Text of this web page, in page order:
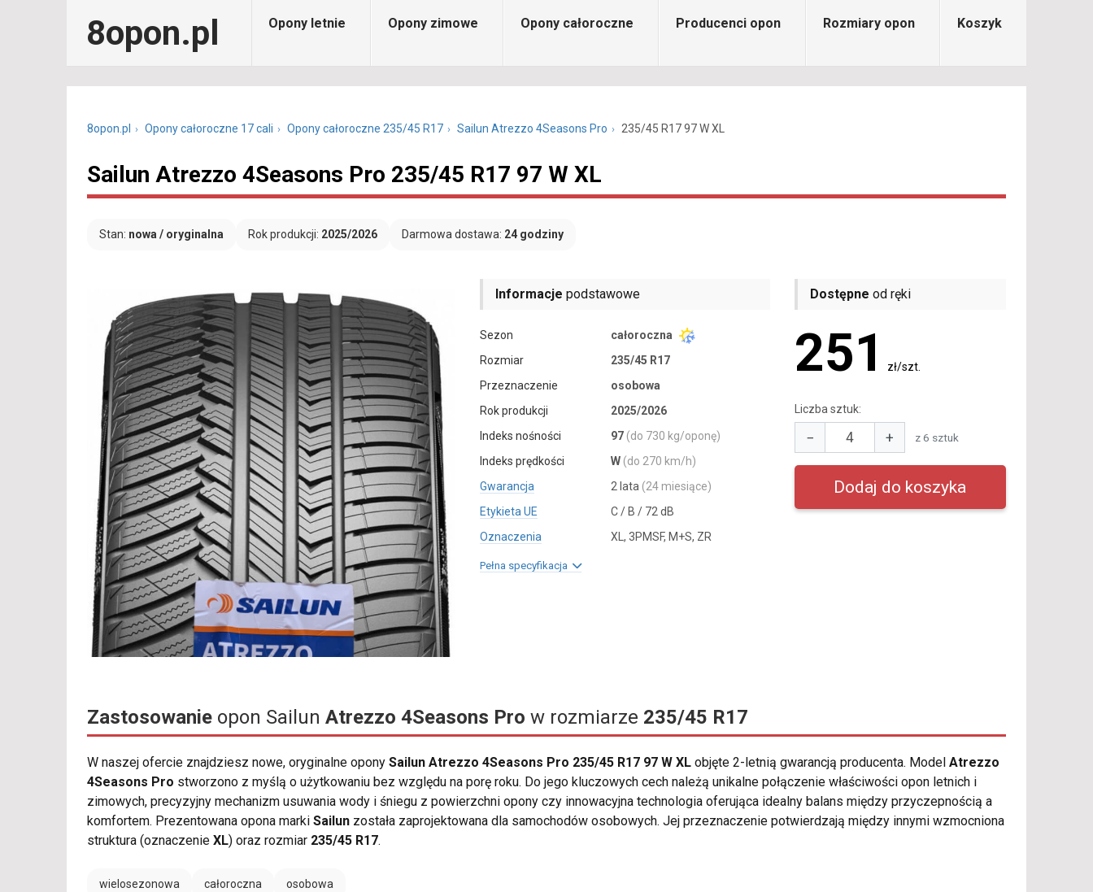
8opon.pl Opony letnie Opony zimowe Opony całoroczne Producenci opon Rozmiary opon Koszyk
8opon.pl Opony całoroczne 17 cali Opony całoroczne 235/45 R17 Sailun Atrezzo 4Seasons Pro 235/45 R17 97 W XL
Sailun Atrezzo 4Seasons Pro 235/45 R17 97 W XL
Stan: nowa / oryginalna Rok produkcji: 2025/2026 Darmowa dostawa: 24 godziny
Informacje podstawowe
Sezon
całoroczna
Rozmiar
235/45 R17
Przeznaczenie
osobowa
Rok produkcji
2025/2026
Indeks nośności
97 (do 730 kg/oponę)
Indeks prędkości
W (do 270 km/h)
Gwarancja
2 lata (24 miesiące)
Etykieta UE
C / B / 72 dB
Oznaczenia
XL, 3PMSF, M+S, ZR
Pełna specyfikacja
Dostępne od ręki
251 zł/szt.
Liczba sztuk:
− + z 6 sztuk
Zastosowanie opon Sailun Atrezzo 4Seasons Pro w rozmiarze 235/45 R17
W naszej ofercie znajdziesz nowe, oryginalne opony Sailun Atrezzo 4Seasons Pro 235/45 R17 97 W XL objęte 2-letnią gwarancją producenta. Model Atrezzo
4Seasons Pro stworzono z myślą o użytkowaniu bez względu na porę roku. Do jego kluczowych cech należą unikalne połączenie właściwości opon letnich i
zimowych, precyzyjny mechanizm usuwania wody i śniegu z powierzchni opony czy innowacyjna technologia oferująca idealny balans między przyczepnością a
komfortem. Prezentowana opona marki Sailun została zaprojektowana dla samochodów osobowych. Jej przeznaczenie potwierdzają między innymi wzmocniona
struktura (oznaczenie XL) oraz rozmiar 235/45 R17.
wielosezonowa całoroczna osobowa